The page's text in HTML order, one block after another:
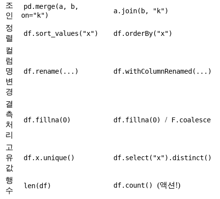
조
인
pd.merge(a, b,
on="k")
a.join(b, "k")
정
렬
df.sort_values("x") df.orderBy("x")
컬
럼
명
변
경
df.rename(...) df.withColumnRenamed(...)
결
측
처
리
df.fillna(0) df.fillna(0) / F.coalesce
고
유
값
df.x.unique() df.select("x").distinct()
행
수
len(df) df.count() (액션!)